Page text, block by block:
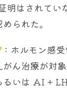
明はされてい
られた。
：ホルモン感
がん治療が対象
るいは AI +